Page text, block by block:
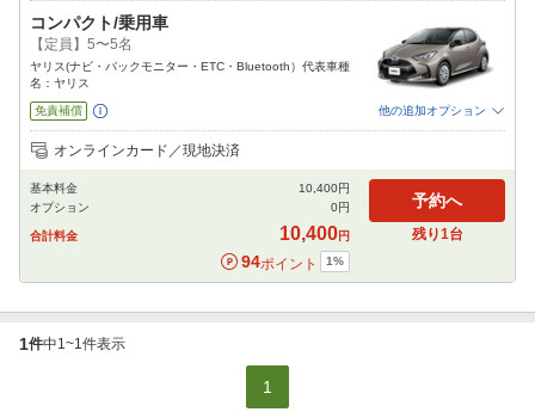
コンパクト/乗用車
【定員】5〜5名
ヤリス(ナビ・バックモニター・ETC・Bluetooth）代表車種
名：ヤリス
免責補償 他の追加オプション
追加可能オプション
（次画面で選択ができます）
オンラインカード／現地決済
基本料金 10,400円
オプション
0円
合計料金 10,400円
94ポイント 1%
予約へ
残り1台
1件中1~1件表示
1